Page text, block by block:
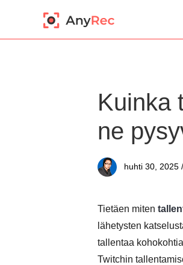
Kuinka
ne
huhti 30, 2025
Tietäen miten
lähetysten
tallentaa
Twitchin